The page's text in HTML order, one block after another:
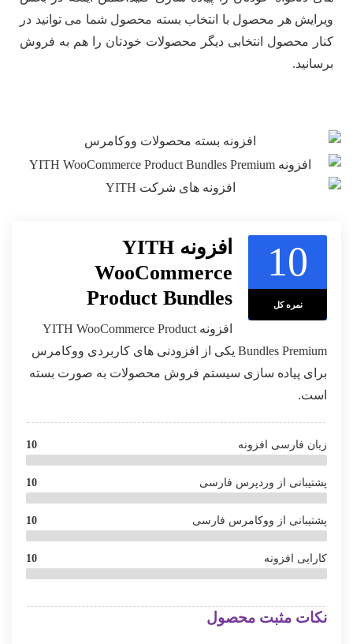
ویرایش هر محصول با انتخاب بسته محصول شما می توانید در
کنار محصول انتخابی دیگر محصولات خودتان را هم به فروش
برسانید.
10
نمره کل
افزونه YITH
WooCommerce
Product Bundles
افزونه YITH WooCommerce Product
Bundles Premium یکی از افزودنی های کاربردی ووکامرس
برای پیاده سازی سیستم فروش محصولات به صورت بسته
است.
زبان فارسی افزونه 10
پشتیبانی از وردپرس فارسی 10
پشتیبانی از ووکامرس فارسی 10
کارایی افزونه 10
نکات مثبت محصول